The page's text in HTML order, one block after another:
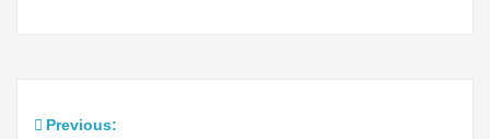
Previous: